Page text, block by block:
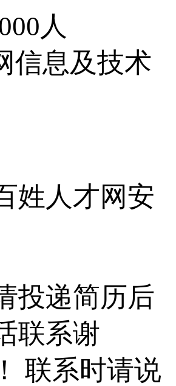
人
信息及技术
姓人才网安
投递简历后
联系谢
联系时请说